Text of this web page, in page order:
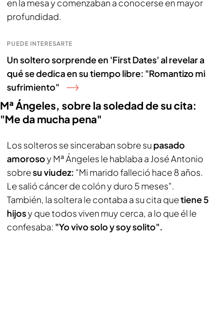
en la mesa y comenzaban a conocerse en mayor
profundidad.
PUEDE INTERESARTE
Un soltero sorprende en 'First Dates' al revelar a
qué se dedica en su tiempo libre: "Romantizo mi
sufrimiento"
Mª Ángeles, sobre la soledad de su cita:
"Me da mucha pena"
Los solteros se sinceraban sobre su pasado
amorosoy Mª Ángeles le hablaba a José Antonio
sobresu viudez: "Mi marido falleció hace 8 años.
Le salió cáncer de colón y duro 5 meses".
También, la soltera le contaba a su cita quetiene 5
hijosy que todos viven muy cerca, a lo que él le
confesaba: "Yo vivo solo y soy solito".